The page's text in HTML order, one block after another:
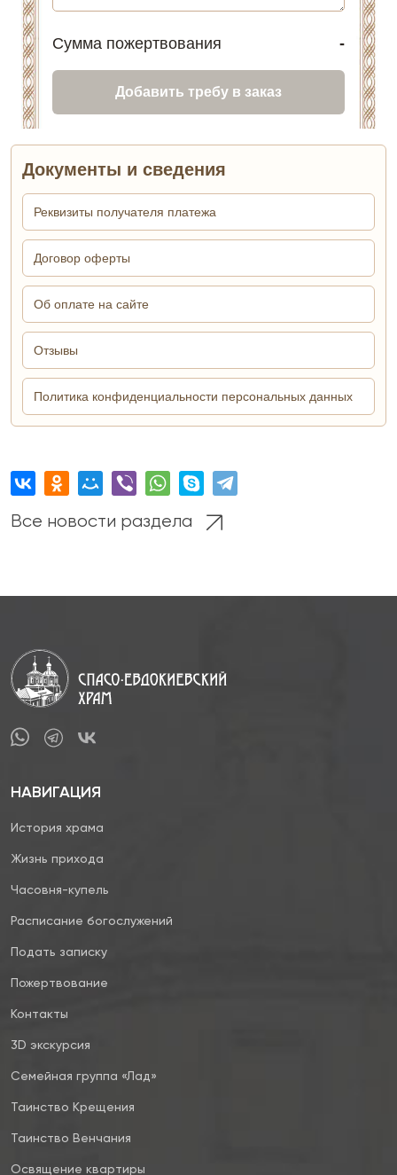
Все новости раздела
НАВИГАЦИЯ
История храма
Жизнь прихода
Часовня-купель
Расписание богослужений
Подать записку
Пожертвование
Контакты
3D экскурсия
Семейная группа «Лад»
Таинство Крещения
Таинство Венчания
Освящение квартиры